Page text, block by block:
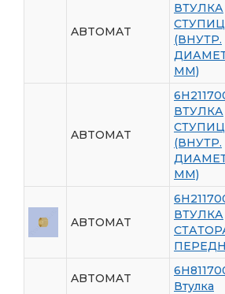
ABTOMAT
ВТУЛКА
(ВНУТР.
ММ)
ABTOMAT
ВТУЛКА
(ВНУТР.
ММ)
ABTOMAT
ВТУЛКА
ABTOMAT
Втулка